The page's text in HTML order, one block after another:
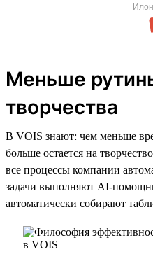
Меньше
творчества
В VOIS знают: чем меньше
больше остается на
все процессы компании
задачи выполняют AI-
автоматически собирают